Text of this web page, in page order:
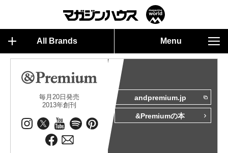
All Brands Menu
毎月20日発売
2013年創刊
andpremium.jp
&Premiumの本